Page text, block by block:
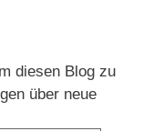
diesen Blog zu
über neue